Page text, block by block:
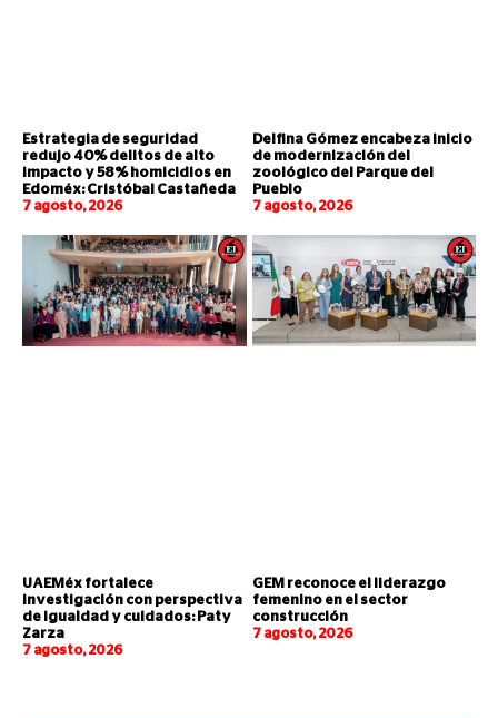
Estrategia de seguridad
redujo 40% delitos de alto
impacto y 58% homicidios en
Edoméx: Cristóbal Castañeda
7 agosto, 2026
Delfina Gómez encabeza inicio
de modernización del
zoológico del Parque del
Pueblo
7 agosto, 2026
UAEMéx fortalece
investigación con perspectiva
de igualdad y cuidados: Paty
Zarza
7 agosto, 2026
GEM reconoce el liderazgo
femenino en el sector
construcción
7 agosto, 2026